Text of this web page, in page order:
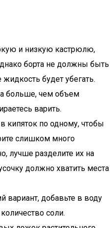
и низкую кастрюлю,
борта не должны быть
будет убегать.
больше, чем объем
варить.
кипяток по одному, чтобы
слишком много
лучше разделите их на
должно хватить места
вариант, добавьте в воду
соли.